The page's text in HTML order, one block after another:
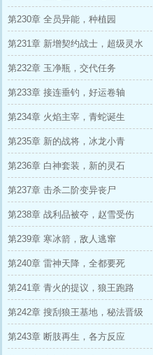
第230章 全员异能，种植园
第231章 新增契约战士，超级灵水
第232章 玉净瓶，交代任务
第233章 接连垂钓，好运卷轴
第234章 火焰主宰，青蛇诞生
第235章 新的战将，冰龙小青
第236章 白神套装，新的灵石
第237章 击杀二阶变异丧尸
第238章 战利品被夺，赵雪受伤
第239章 寒冰箭，敌人逃窜
第240章 雷神天降，全都要死
第241章 青火的提议，狼王跑路
第242章 搜刮狼王基地，秘法晋级
第243章 断肢再生，各方反应